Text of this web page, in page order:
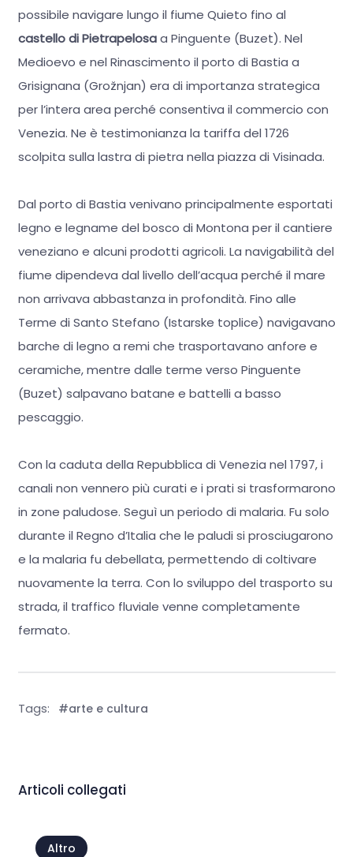
possibile navigare lungo il fiume Quieto fino al
castello di Pietrapelosaa Pinguente (Buzet). Nel
Medioevo e nel Rinascimento il porto di Bastia a
Grisignana (Grožnjan) era di importanza strategica
per l’intera area perché consentiva il commercio con
Venezia. Ne è testimonianza la tariffa del 1726
scolpita sulla lastra di pietra nella piazza di Visinada.
Dal porto di Bastia venivano principalmente esportati
legno e legname del bosco di Montona per il cantiere
veneziano e alcuni prodotti agricoli. La navigabilità del
fiume dipendeva dal livello dell’acqua perché il mare
non arrivava abbastanza in profondità. Fino alle
Terme di Santo Stefano (Istarske toplice) navigavano
barche di legno a remi che trasportavano anfore e
ceramiche, mentre dalle terme verso Pinguente
(Buzet) salpavano batane e battelli a basso
pescaggio.
Con la caduta della Repubblica di Venezia nel 1797, i
canali non vennero più curati e i prati si trasformarono
in zone paludose. Seguì un periodo di malaria. Fu solo
durante il Regno d’Italia che le paludi si prosciugarono
e la malaria fu debellata, permettendo di coltivare
nuovamente la terra. Con lo sviluppo del trasporto su
strada, il traffico fluviale venne completamente
fermato.
Tags: #arte e cultura
Articoli collegati
Altro